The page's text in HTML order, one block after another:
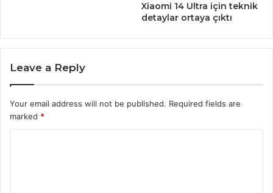
Xiaomi 14 Ultra için teknik
detaylar ortaya çıktı
Leave a Reply
Your email address will not be published. Required fields are
marked *